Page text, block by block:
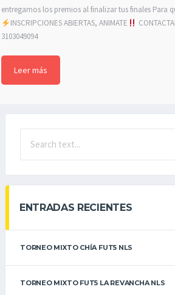
entregamos los premios al finalizar tus finales Para
INSCRIPCIONES ABIERTAS, ANIMATE
3103049094
Leer más
ENTRADAS RECIENTES
TORNEO MIXTO CHÍA FUT5 NLS
TORNEO MIXTO FUT5 LA REVANCHA NLS